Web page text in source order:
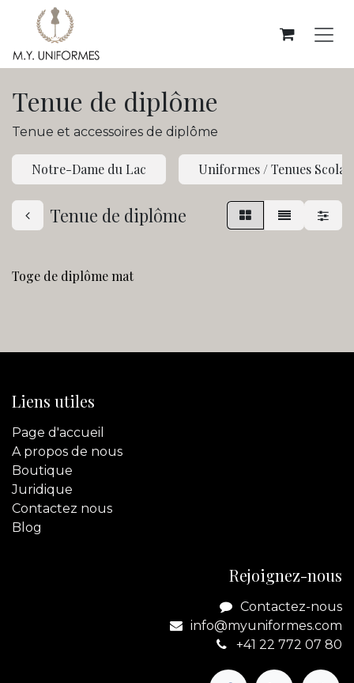
Se rendre au contenu
Tenue de diplôme
Tenue et accessoires de diplôme
Notre-Dame du Lac Uniformes / Tenues
Tenue de diplôme
Toge de diplôme mat
Liens utiles
Page d'accueil
A propos de nous
Boutique
Juridique
Contactez nous
Blog
Rejoignez-nous
Contactez-nous
info@myuniformes.com
+41 22 772 07 80